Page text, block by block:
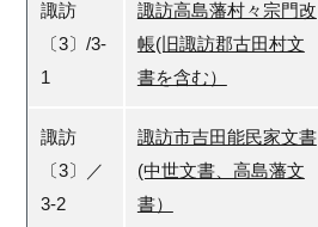
諏訪
〔3〕/3-
1
諏訪高島藩村々宗門改
帳(旧諏訪郡古田村文
書を含む）
諏訪
〔3〕／
3-2
諏訪市吉田能民家文書
(中世文書、高島藩文
書）